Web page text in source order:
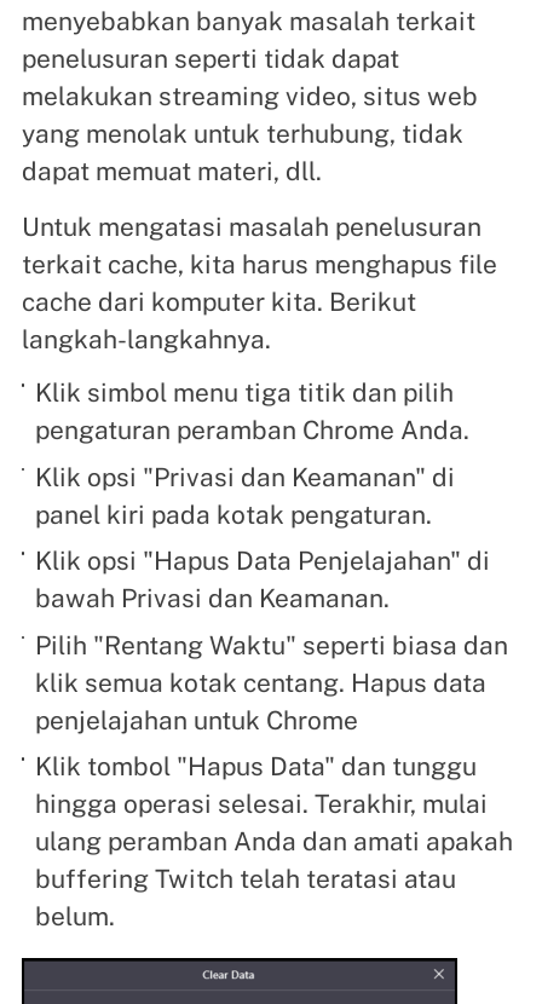
menyebabkan banyak masalah terkait
penelusuran seperti tidak dapat
melakukan streaming video, situs web
yang menolak untuk terhubung, tidak
dapat memuat materi, dll.
Untuk mengatasi masalah penelusuran
terkait cache, kita harus menghapus file
cache dari komputer kita. Berikut
langkah-langkahnya.
Klik simbol menu tiga titik dan pilih
pengaturan peramban Chrome Anda.
Klik opsi "Privasi dan Keamanan" di
panel kiri pada kotak pengaturan.
Klik opsi "Hapus Data Penjelajahan" di
bawah Privasi dan Keamanan.
Pilih "Rentang Waktu" seperti biasa dan
klik semua kotak centang. Hapus data
penjelajahan untuk Chrome
Klik tombol "Hapus Data" dan tunggu
hingga operasi selesai. Terakhir, mulai
ulang peramban Anda dan amati apakah
buffering Twitch telah teratasi atau
belum.